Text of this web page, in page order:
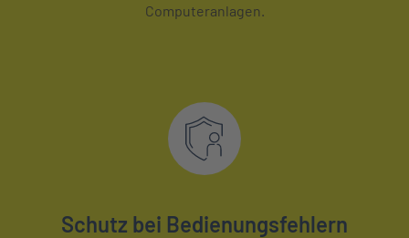
Computeranlagen.
Schutz bei Bedienungsfehlern